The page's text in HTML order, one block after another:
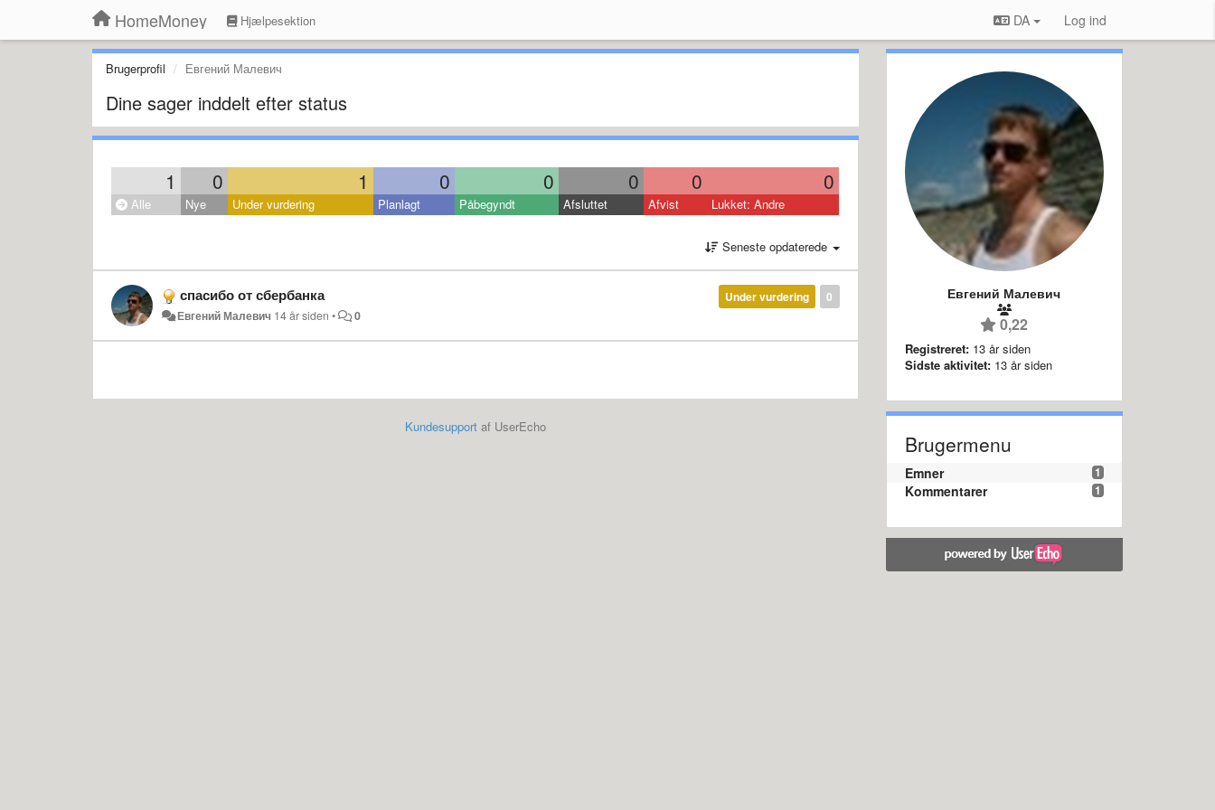
HomeMoney Hjælpesektion DA Log ind
Brugerprofil Евгений Малевич
Dine sager inddelt efter status
1 0 1 0 0 0 0 0
Alle Nye Under vurdering Planlagt Påbegyndt Afsluttet Afvist Lukket: Andre
Seneste opdaterede
0
Under vurdering
спасибо от сбербанка
Евгений Малевич 14 år siden • 0
Kundesupportaf UserEcho
Евгений Малевич
0,22
Registreret: 13 år siden
Sidste aktivitet: 13 år siden
Brugermenu
1
Emner
1
Kommentarer